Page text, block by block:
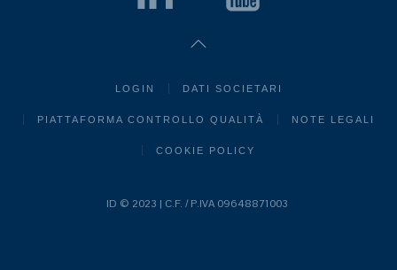
LOGIN DATI SOCIETARI
PIATTAFORMA CONTROLLO QUALITÀ NOTE LEGALI
COOKIE POLICY
ID © 2023 | C.F. / P.IVA 09648871003